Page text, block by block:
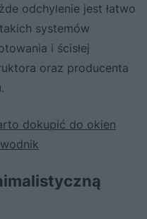
odchylenie jest łatwo
systemów
i ścisłej
oraz producenta
dokupić do okien